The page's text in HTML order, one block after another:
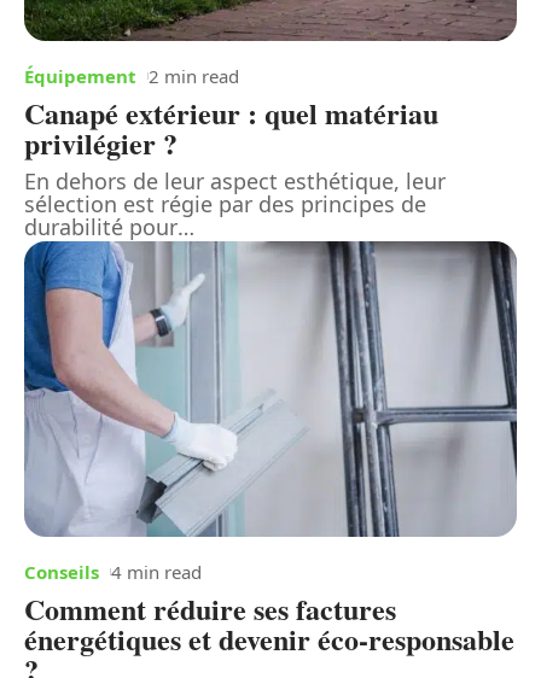
Équipement 2 min read
Canapé extérieur : quel matériau
privilégier ?
En dehors de leur aspect esthétique, leur
sélection est régie par des principes de
durabilité pour…
Conseils 4 min read
Comment réduire ses factures
énergétiques et devenir éco-responsable
?